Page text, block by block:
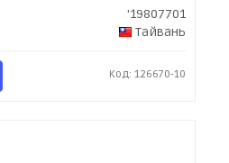
'19807701
Тайвань
Код: 126670-10